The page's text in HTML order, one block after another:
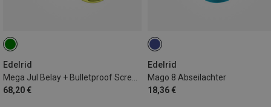
Edelrid
68,20 €
Edelrid
Mago 8 Abseilachter
18,36 €